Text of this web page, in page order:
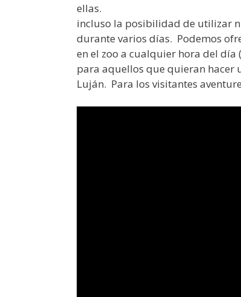
ellas.
incluso la posibilidad de utilizar
durante varios días. Podemos
en el zoo a cualquier hora del
para aquellos que quieran hacer
Luján. Para los visitantes